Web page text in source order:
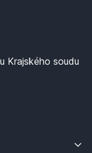
Krajského soudu